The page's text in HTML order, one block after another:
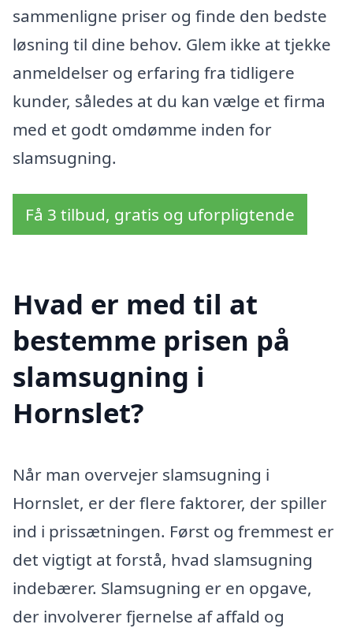
sammenligne priser og finde den bedste
løsning til dine behov. Glem ikke at tjekke
anmeldelser og erfaring fra tidligere
kunder, således at du kan vælge et firma
med et godt omdømme inden for
slamsugning.
Få 3 tilbud, gratis og uforpligtende
Hvad er med til at
bestemme prisen på
slamsugning i
Hornslet?
Når man overvejer slamsugning i
Hornslet, er der flere faktorer, der spiller
ind i prissætningen. Først og fremmest er
det vigtigt at forstå, hvad slamsugning
indebærer. Slamsugning er en opgave,
der involverer fjernelse af affald og